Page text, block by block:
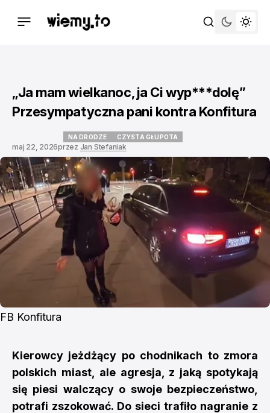
„Ja mam wielkanoc, ja Ci wyp***dolę”
Przesympatyczna pani kontra Konfitura
NA DRODZE CZYSTA GŁUPOTA
maj 22, 2026przez Jan Stefaniak
FB Konfitura
Kierowcy jeżdżący po chodnikach to zmora
polskich miast, ale agresja, z jaką spotykają
się piesi walczący o swoje bezpieczeństwo,
potrafi zszokować. Do sieci trafiło nagranie z